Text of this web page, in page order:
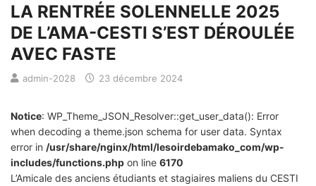
LA RENTRÉE SOLENNELLE 2025
DE L’AMA-CESTI S’EST DÉROULÉE
AVEC FASTE
admin-2028 23 décembre 2024
Notice: WP_Theme_JSON_Resolver::get_user_data(): Error
when decoding a theme.json schema for user data. Syntax
error in /usr/share/nginx/html/lesoirdebamako_com/wp-
includes/functions.php on line 6170
L’Amicale des anciens étudiants et stagiaires maliens du CESTI